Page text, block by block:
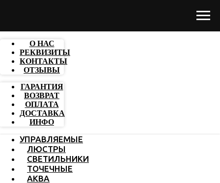
О НАС
РЕКВИЗИТЫ
КОНТАКТЫ
ОТЗЫВЫ
ГАРАНТИЯ
ВОЗВРАТ
ОПЛАТА
ДОСТАВКА
ИНФО
УПРАВЛЯЕМЫЕ
ЛЮСТРЫ
СВЕТИЛЬНИКИ
ТОЧЕЧНЫЕ
АКВА